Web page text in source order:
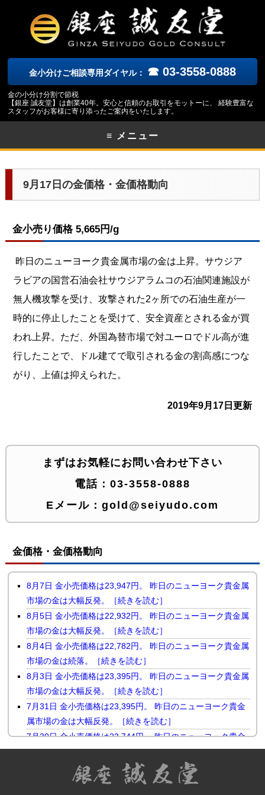
金小分けご相談専用ダイヤル： ☎ 03-3558-0888
金の小分け分割で節税
【銀座 誠友堂】は創業40年。安心と信頼のお取引をモットーに、 経験豊富な
スタッフがお客様に寄り添ったご案内をいたします。
≡ メニュー
9月17日の金価格・金価格動向
金小売り価格 5,665円/g
昨日のニューヨーク貴金属市場の金は上昇。サウジア
ラビアの国営石油会社サウジアラムコの石油関連施設が
無人機攻撃を受け、攻撃された2ヶ所での石油生産が一
時的に停止したことを受けて、安全資産とされる金が買
われ上昇。ただ、外国為替市場で対ユーロでドル高が進
行したことで、ドル建てで取引される金の割高感につな
がり
、上値は抑えられた。
2019年9月17日更新
まずはお気軽にお問い合わせ下さい
電話： 03-3558-0888
Eメール： gold@seiyudo.com
金価格・金価格動向
8月7日 金小売価格は23,947円。 昨日のニューヨーク貴金属
市場の金は大幅反発。［続きを読む］
8月5日 金小売価格は22,932円。 昨日のニューヨーク貴金属
市場の金は大幅反発。［続きを読む］
8月4日 金小売価格は22,782円。 昨日のニューヨーク貴金属
市場の金は続落。［続きを読む］
8月3日 金小売価格は23,395円。 昨日のニューヨーク貴金属
市場の金は大幅反発。［続きを読む］
7月31日 金小売価格は23,395円。 昨日のニューヨーク貴金
属市場の金は大幅反発。［続きを読む］
7月30日 金小売価格は23,744円。 昨日のニューヨーク貴金
属市場の金は小幅続落。［続きを読む］
7月29日 金小売価格は23,510円。 昨日のニューヨーク貴金
属市場の金は反落。［続きを読む］